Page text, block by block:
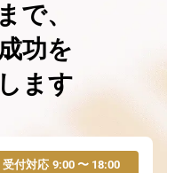
で、
功を
ます
受付対応9:00 〜 18:00